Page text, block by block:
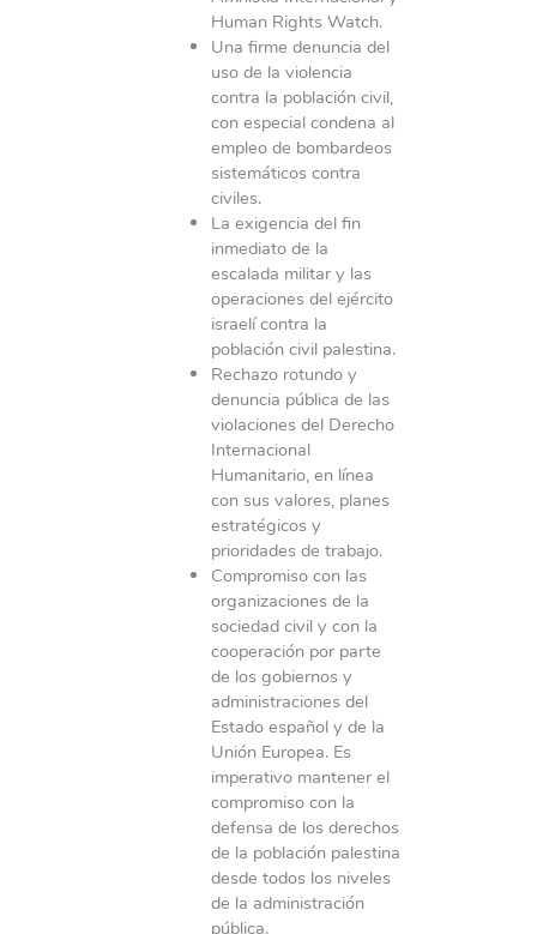
Human Rights Watch.
Una firme denuncia del
uso de la violencia
contra la población civil,
con especial condena al
empleo de bombardeos
sistemáticos contra
civiles.
La exigencia del fin
inmediato de la
escalada militar y las
operaciones del ejército
israelí contra la
población civil palestina.
Rechazo rotundo y
denuncia pública de las
violaciones del Derecho
Internacional
Humanitario, en línea
con sus valores, planes
estratégicos y
prioridades de trabajo.
Compromiso con las
organizaciones de la
sociedad civil y con la
cooperación por parte
de los gobiernos y
administraciones del
Estado español y de la
Unión Europea. Es
imperativo mantener el
compromiso con la
defensa de los derechos
de la población palestina
desde todos los niveles
de la administración
pública.